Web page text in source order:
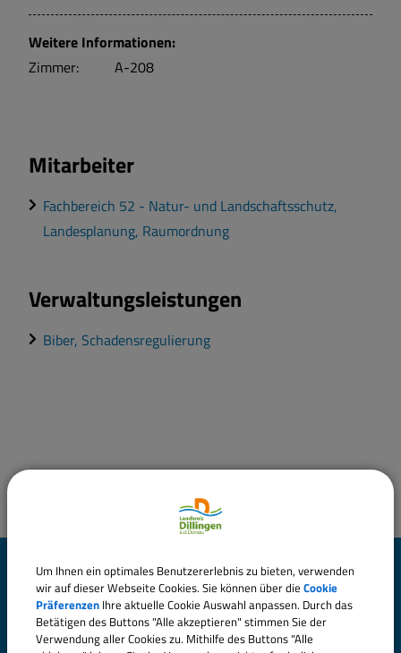
Weitere Informationen:
Zimmer:
A-208
Mitarbeiter
Fachbereich 52 - Natur- und Landschaftsschutz,
Landesplanung, Raumordnung
Verwaltungsleistungen
Biber, Schadensregulierung
Landratsamt Dillingen
a.d.Donau
Große Allee 24 (Hauptgebäude)
Um Ihnen ein optimales Benutzererlebnis zu bieten, verwenden
wir auf dieser Webseite Cookies. Sie können über die Cookie
Präferenzen Ihre aktuelle Cookie Auswahl anpassen. Durch das
Betätigen des Buttons "Alle akzeptieren" stimmen Sie der
Verwendung aller Cookies zu. Mithilfe des Buttons "Alle